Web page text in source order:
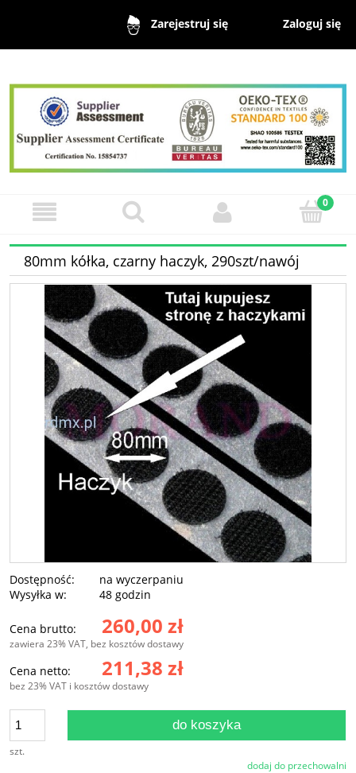
Zarejestruj się Zaloguj się
80mm kółka, czarny haczyk, 290szt/nawój
Dostępność:
na wyczerpaniu
Wysyłka w:
48 godzin
Cena brutto: 260,00 zł
zawiera 23% VAT, bez kosztów dostawy
Cena netto: 211,38 zł
bez 23% VAT i kosztów dostawy
szt.
do koszyka
dodaj do przechowalni